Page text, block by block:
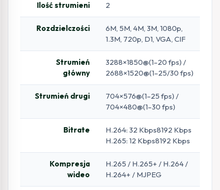
Ilość strumieni 2
Rozdzielczości
6M, 5M, 4M, 3M, 1080p,
1.3M, 720p, D1, VGA, CIF
Strumień
główny
3288×1850@(1–20 fps) /
2688×1520@(1–25/30 fps)
Strumień drugi
704×576@(1–25 fps) /
704×480@(1–30 fps)
Bitrate
H.264: 32 Kbps8192 Kbps
H.265: 12 Kbps8192 Kbps
Kompresja
wideo
H.265 / H.265+ / H.264 /
H.264+ / MJPEG